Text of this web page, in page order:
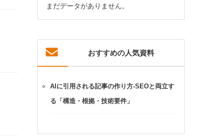
まだデータがありません。
おすすめの人気資料
AIに引用される記事の作り方-SEOと両立す
る「構造・根拠・技術要件」